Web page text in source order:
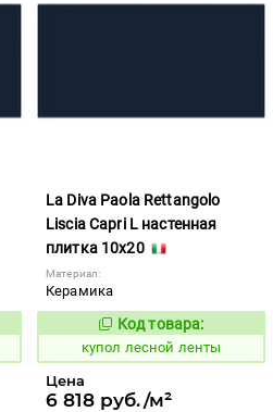
La Diva Paola Rettangolo
Liscia Capri L настенная
плитка 10x20
Материал:
Керамика
849543
Код товара:
купол лесной ленты
Цена
6 818 руб./м²